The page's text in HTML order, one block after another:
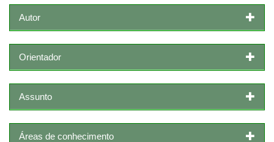
Autor
Orientador
Assunto
Áreas de conhecimento